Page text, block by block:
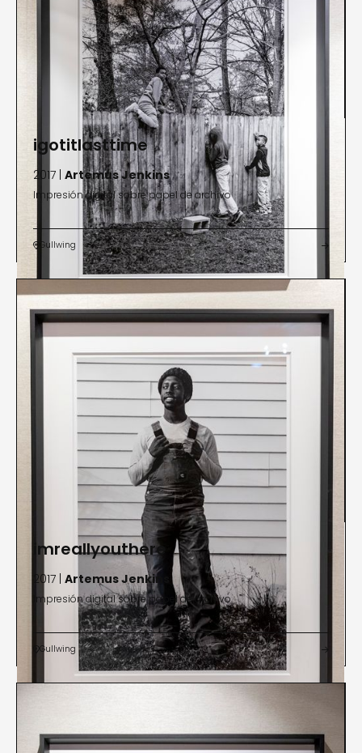
igotitlasttime
2017 | Artemus Jenkins
Impresión digital sobre papel de archivo
 Gullwing 
imreallyouthere
2017 | Artemus Jenkins
Impresión digital sobre papel de archivo
Gullwing 